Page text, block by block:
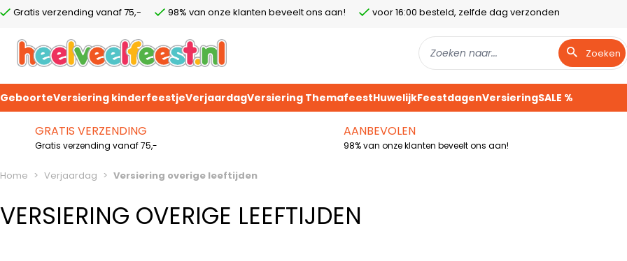
Gratis verzending vanaf 75,- 98% van onze klanten beveelt ons aan! voor 16:00 besteld, zelfde dag verzonden
Zoeken
GeboorteVersiering kinderfeestjeVerjaardagVersiering ThemafeestHuwelijkFeestdagenVersieringSALE %
GRATIS VERZENDING
Gratis verzending vanaf 75,-
AANBEVOLEN
98% van onze klanten beveelt ons aan!
Home > Verjaardag > Versiering overige leeftijden
VERSIERING OVERIGE LEEFTIJDEN